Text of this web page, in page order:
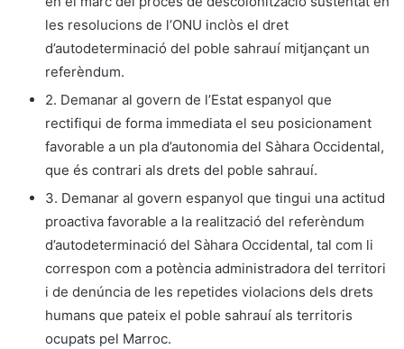
les resolucions de l’ONU inclòs el dret
d’autodeterminació del poble sahrauí mitjançant un
referèndum.
2. Demanar al govern de l’Estat espanyol que
rectifiqui de forma immediata el seu posicionament
favorable a un pla d’autonomia del Sàhara Occidental,
que és contrari als drets del poble sahrauí.
3. Demanar al govern espanyol que tingui una actitud
proactiva favorable a la realització del referèndum
d’autodeterminació del Sàhara Occidental, tal com li
correspon com a potència administradora del territori
i de denúncia de les repetides violacions dels drets
humans que pateix el poble sahrauí als territoris
ocupats pel Marroc.